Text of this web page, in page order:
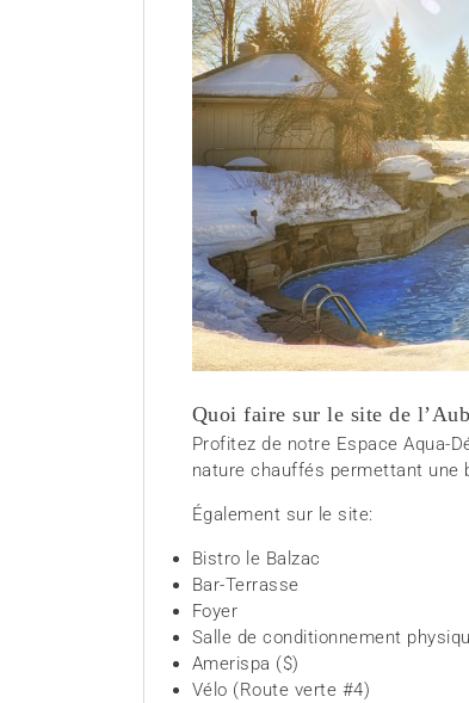
Quoi faire sur le site de
Profitez de notre Espace Aqua-
nature chauffés permettant une
Également sur le site:
Bistro le Balzac
Bar-Terrasse
Foyer
Salle de conditionnement
Amerispa ($)
Vélo (Route verte #4)